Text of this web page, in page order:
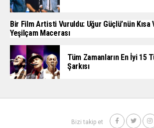
Bir Film Artisti Vuruldu: Uğur Güçlü’nün Kısa
Yeşilçam Macerası
Tüm Zamanların En İyi 15
Şarkısı
Bizi takip et